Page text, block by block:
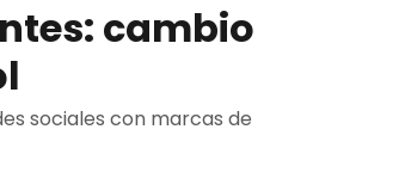
cambio
sociales con marcas de